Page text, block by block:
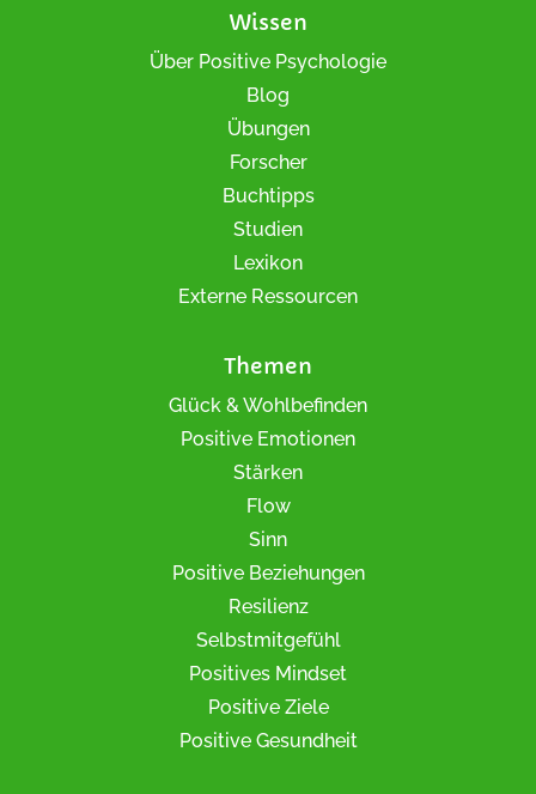
Wissen
Über Positive Psychologie
Blog
Übungen
Forscher
Buchtipps
Studien
Lexikon
Externe Ressourcen
Themen
Glück & Wohlbefinden
Positive Emotionen
Stärken
Flow
Sinn
Positive Beziehungen
Resilienz
Selbstmitgefühl
Positives Mindset
Positive Ziele
Positive Gesundheit